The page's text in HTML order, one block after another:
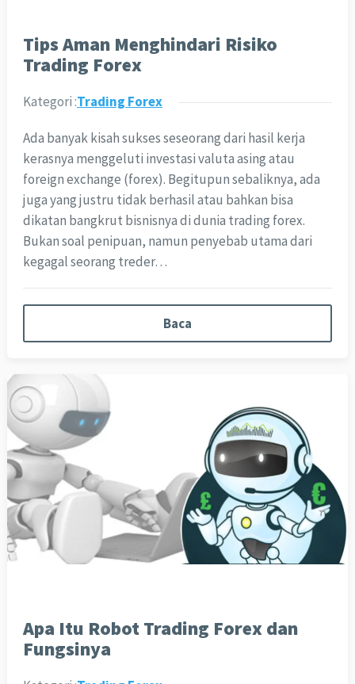
Tips Aman Menghindari Risiko
Trading Forex
Kategori :Trading Forex
Ada banyak kisah sukses seseorang dari hasil kerja
kerasnya menggeluti investasi valuta asing atau
foreign exchange (forex). Begitupun sebaliknya, ada
juga yang justru tidak berhasil atau bahkan bisa
dikatan bangkrut bisnisnya di dunia trading forex.
Bukan soal penipuan, namun penyebab utama dari
kegagal seorang treder…
Baca
Apa Itu Robot Trading Forex dan
Fungsinya